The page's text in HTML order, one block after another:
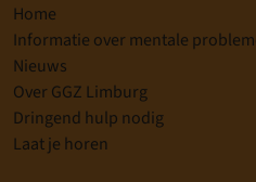
Home
Informatie over mentale
Nieuws
Over GGZ Limburg
Dringend hulp nodig
Laat je horen